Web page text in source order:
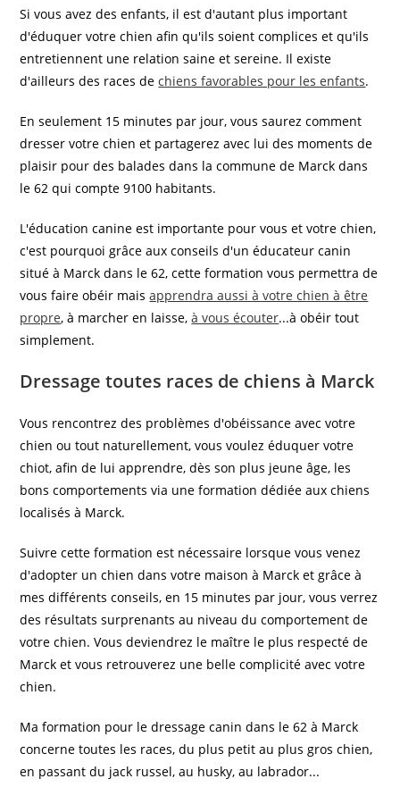
Si vous avez des enfants, il est d'autant plus important
d'éduquer votre chien afin qu'ils soient complices et qu'ils
entretiennent une relation saine et sereine. Il existe
d'ailleurs des races dechiens favorables pour les enfants.
En seulement 15 minutes par jour, vous saurez comment
dresser votre chien et partagerez avec lui des moments de
plaisir pour des balades dans la commune de Marck dans
le 62 qui compte 9100 habitants.
L'éducation canine est importante pour vous et votre chien,
c'est pourquoi grâce aux conseils d'un éducateur canin
situé à Marck dans le 62, cette formation vous permettra de
vous faire obéir maisapprendra aussi à votre chien à être
propre, à marcher en laisse,à vous écouter...à obéir tout
simplement.
Dressage toutes races de chiens à Marck
Vous rencontrez des problèmes d'obéissance avec votre
chien ou tout naturellement, vous voulez éduquer votre
chiot, afin de lui apprendre, dès son plus jeune âge, les
bons comportements via une formation dédiée aux chiens
localisés à Marck.
Suivre cette formation est nécessaire lorsque vous venez
d'adopter un chien dans votre maison à Marck et grâce à
mes différents conseils, en 15 minutes par jour, vous verrez
des résultats surprenants au niveau du comportement de
votre chien. Vous deviendrez le maître le plus respecté de
Marck et vous retrouverez une belle complicité avec votre
chien.
Ma formation pour le dressage canin dans le 62 à Marck
concerne toutes les races, du plus petit au plus gros chien,
en passant du jack russel, au husky, au labrador...